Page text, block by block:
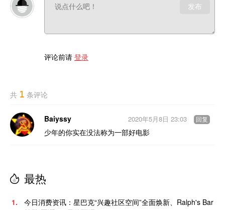
发布
评论前请 登录
共 1 条评论
Baiyssy
少年的你实在没法称为一部好电影
2020年5月8日 23:03 回复
最热
1.
今日消费资讯：星巴克“兴趣社区空间”全面焕新、Ralph's Bar